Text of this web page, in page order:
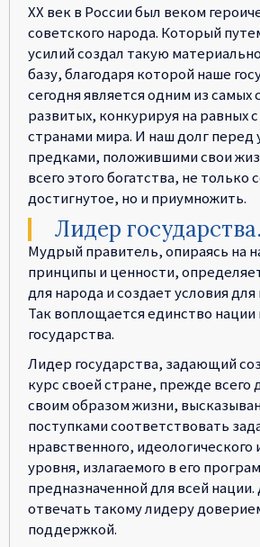
XX век в России был веком
советского народа. Который
усилий создал такую
базу, благодаря которой наше
сегодня является одним из самых
развитых, конкурируя на равных
странами мира. И наш долг
предками, положившими свои
всего этого богатства, не только
достигнутое, но и приумножить.
Лидер
Мудрый правитель, опираясь на
принципы и ценности,
для народа и создает условия
Так воплощается единство нации
государства.
Лидер государства, задающий
курс своей стране, прежде всего
своим образом жизни,
поступками соответствовать
нравственного, идеологического
уровня, излагаемого в его
предназначенной для всей нации.
отвечать такому лидеру
поддержкой.